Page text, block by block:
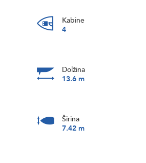
Kabine
4
Dolžina
13.6 m
Širina
7.42 m